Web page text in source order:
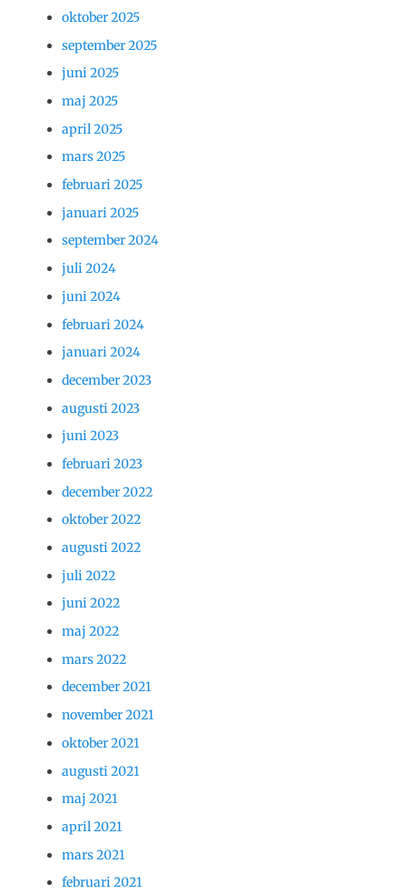
oktober 2025
september 2025
juni 2025
maj 2025
april 2025
mars 2025
februari 2025
januari 2025
september 2024
juli 2024
juni 2024
februari 2024
januari 2024
december 2023
augusti 2023
juni 2023
februari 2023
december 2022
oktober 2022
augusti 2022
juli 2022
juni 2022
maj 2022
mars 2022
december 2021
november 2021
oktober 2021
augusti 2021
maj 2021
april 2021
mars 2021
februari 2021